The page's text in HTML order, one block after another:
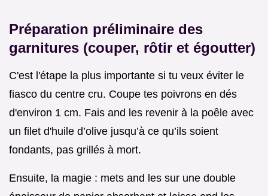
Préparation préliminaire des
garnitures (couper, rôtir et égoutter)
C'est l'étape la plus importante si tu veux éviter le
fiasco du centre cru. Coupe tes poivrons en dés
d'environ 1 cm. Fais and les revenir à la poêle avec
un filet d'huile d’olive jusqu’à ce qu’ils soient
fondants, pas grillés à mort.
Ensuite, la magie : mets and les sur une double